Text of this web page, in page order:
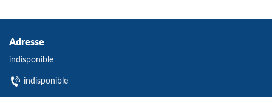
Adresse
indisponible
indisponible